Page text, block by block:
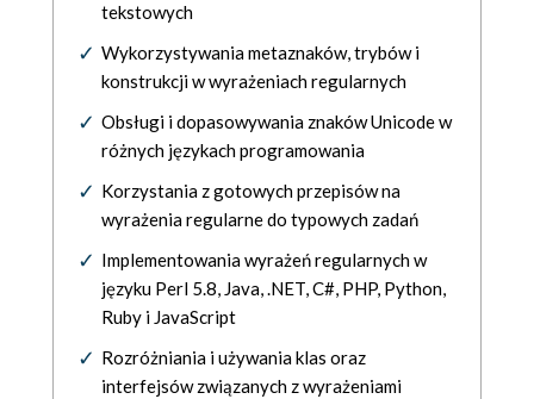
tekstowych
Wykorzystywania metaznaków, trybów i
konstrukcji w wyrażeniach regularnych
Obsługi i dopasowywania znaków Unicode w
różnych językach programowania
Korzystania z gotowych przepisów na
wyrażenia regularne do typowych zadań
Implementowania wyrażeń regularnych w
języku Perl 5.8, Java, .NET, C#, PHP, Python,
Ruby i JavaScript
Rozróżniania i używania klas oraz
interfejsów związanych z wyrażeniami